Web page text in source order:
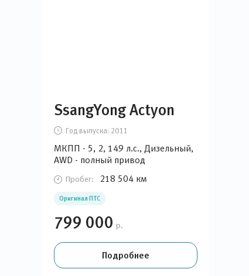
SsangYong Actyon
Год выпуска: 2011
МКПП - 5, 2, 149 л.с., Дизельный,
AWD - полный привод
Пробег: 218 504 км
Оригинал ПТС
799 000 р.
Подробнее